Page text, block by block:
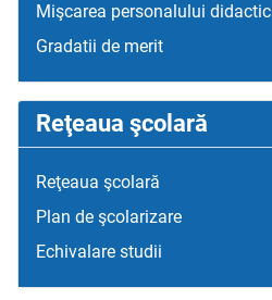
Mişcarea personalului didactic
Gradatii de merit
Reţeaua şcolară
Reţeaua şcolară
Plan de şcolarizare
Echivalare studii